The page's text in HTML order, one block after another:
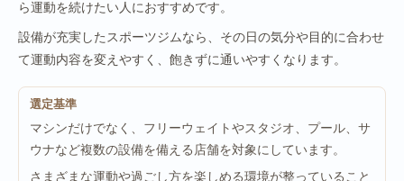
ら運動を続けたい人におすすめです。
設備が充実したスポーツジムなら、その日の気分や目的に合わせ
て運動内容を変えやすく、飽きずに通いやすくなります。
選定基準
マシンだけでなく、フリーウェイトやスタジオ、プール、サ
ウナなど複数の設備を備える店舗を対象にしています。
さまざまな運動や過ごし方を楽しめる環境が整っていること